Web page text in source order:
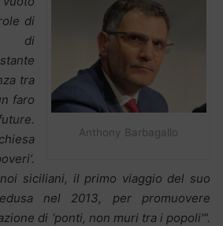
Anthony Barbagallo
di
di
tra
faro
siciliani, il primo viaggio del suo
nel 2013, per promuovere
di ‘ponti, non muri tra i popoli'”.